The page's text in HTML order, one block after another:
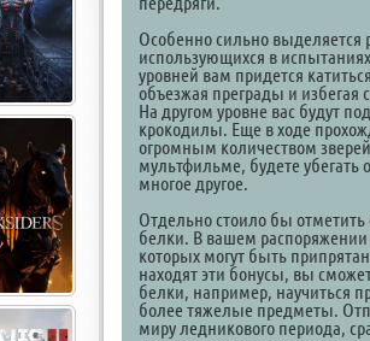
Особенно сильно выделяется
использующихся в
уровней вам придется
объезжая преграды и избегая
На другом уровне вас будут
крокодилы. Еще в ходе
огромным количеством
мультфильме, будете убегать
многое другое.
Отдельно стоило бы
белки. В вашем
которых могут быть
находят эти бонусы, вы
белки, например, научиться
более тяжелые предметы.
миру ледникового периода,